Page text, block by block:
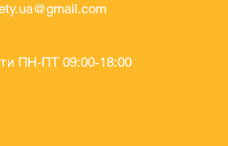
ПН-ПТ 09:00-18:00